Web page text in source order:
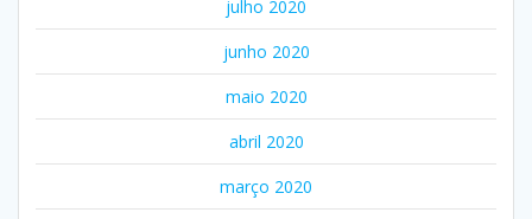
julho 2020
junho 2020
maio 2020
abril 2020
março 2020